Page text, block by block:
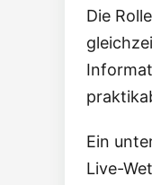
Die
Ein
Live-